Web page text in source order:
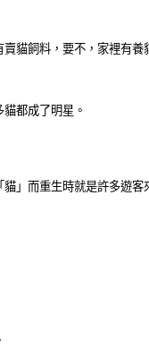
貓飼料，要不，家裡有養
都成了明星。
」而重生時就是許多遊